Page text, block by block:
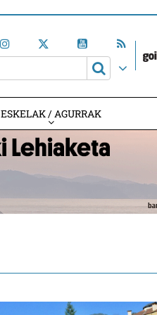
ESKELAK / AGURRAK